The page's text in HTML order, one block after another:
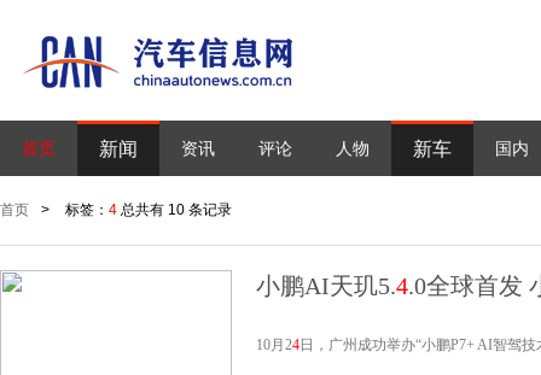
首页 新闻 资讯 评论 人物 新车 国内
首页 > 标签： 4 总共有 10 条记录
小鹏AI天玑5.4.0全球首发
10月24日，广州成功举办“小鹏P7+ AI智驾